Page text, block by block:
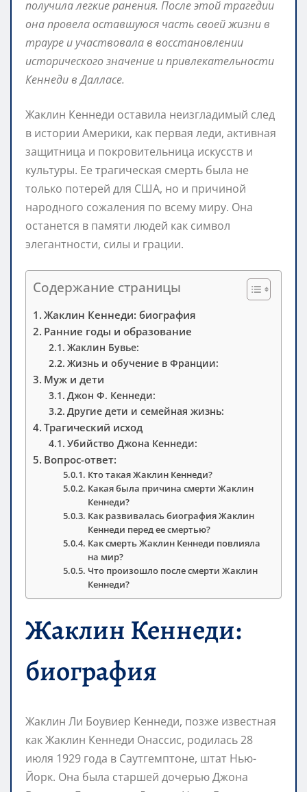
получила легкие ранения. После этой трагедии
она провела оставшуюся часть своей жизни в
трауре и участвовала в восстановлении
исторического значение и привлекательности
Кеннеди в Далласе.
Жаклин Кеннеди оставила неизгладимый след
в истории Америки, как первая леди, активная
защитница и покровительница искусств и
культуры. Ее трагическая смерть была не
только потерей для США, но и причиной
народного сожаления по всему миру. Она
останется в памяти людей как символ
элегантности, силы и грации.
Содержание страницы
Жаклин Кеннеди: биография
Ранние годы и образование
Жаклин Бувье:
Жизнь и обучение в Франции:
Муж и дети
Джон Ф. Кеннеди:
Другие дети и семейная жизнь:
Трагический исход
Убийство Джона Кеннеди:
Вопрос-ответ:
Кто такая Жаклин Кеннеди?
Какая была причина смерти Жаклин
Кеннеди?
Как развивалась биография Жаклин
Кеннеди перед ее смертью?
Как смерть Жаклин Кеннеди повлияла
на мир?
Что произошло после смерти Жаклин
Кеннеди?
Жаклин Кеннеди:
биография
Жаклин Ли Боувиер Кеннеди, позже известная
как Жаклин Кеннеди Онассис, родилась 28
июля 1929 года в Саутгемптоне, штат Нью-
Йорк. Она была старшей дочерью Джона